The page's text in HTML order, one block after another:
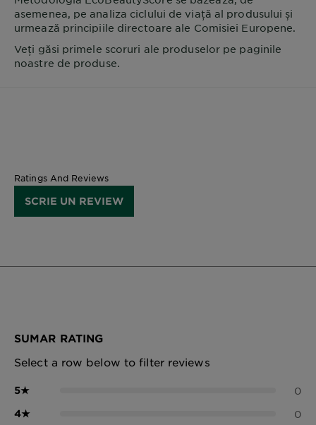
asemenea, pe analiza ciclului de viață al produsului și
urmează principiile directoare ale Comisiei Europene.
Veți găsi primele scoruri ale produselor pe paginile
noastre de produse.
Ratings And Reviews
SCRIE UN REVIEW
SUMAR RATING
Select a row below to filter reviews
5★ 0
4★ 0